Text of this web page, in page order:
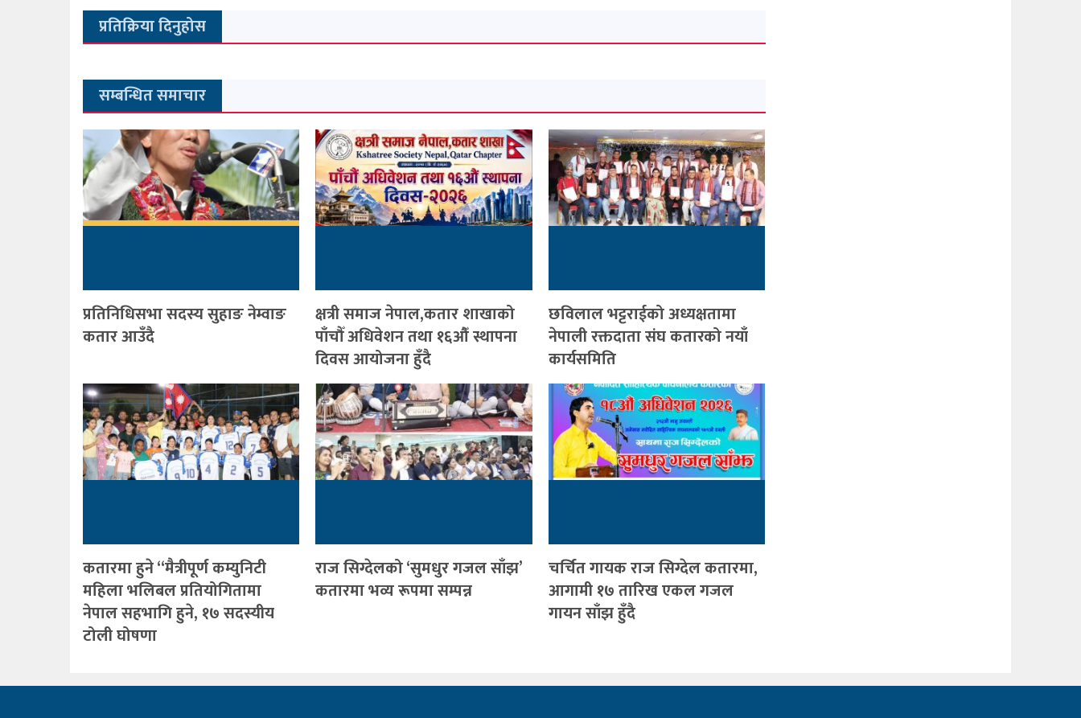
प्रतिक्रिया दिनुहोस
सम्बन्धित समाचार
प्रतिनिधिसभा सदस्य सुहाङ नेम्वाङ
कतार आउँदै
क्षत्री समाज नेपाल,कतार शाखाको
पाँचौँ अधिवेशन तथा १६औँ स्थापना
दिवस आयोजना हुँदै
छविलाल भट्टराईको अध्यक्षतामा
नेपाली रक्तदाता संघ कतारको नयाँ
कार्यसमिति
कतारमा हुने “मैत्रीपूर्ण कम्युनिटी
महिला भलिबल प्रतियोगितामा
नेपाल सहभागि हुने, १७ सदस्यीय
टोली घोषणा
राज सिग्देलको ‘सुमधुर गजल साँझ’
कतारमा भव्य रूपमा सम्पन्न
चर्चित गायक राज सिग्देल कतारमा,
आगामी १७ तारिख एकल गजल
गायन साँझ हुँदै